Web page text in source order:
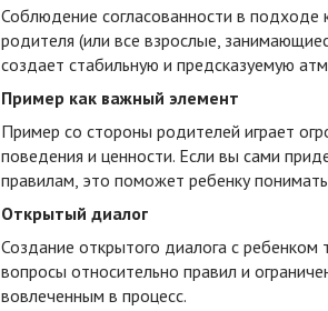
Соблюдение согласованности в
родителя (или все взрослые,
создает стабильную и предсказуемую
Пример как важный элемент
Пример со стороны родителей играет
поведения и ценности. Если вы сами
правилам, это поможет ребенку
Открытый диалог
Создание открытого диалога с
вопросы относительно правил и
вовлеченным в процесс.